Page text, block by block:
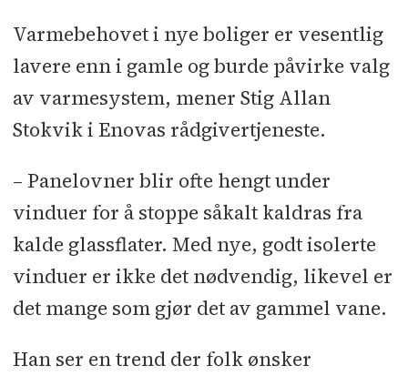
Varmebehovet i nye boliger er vesentlig
lavere enn i gamle og burde påvirke valg
av varmesystem, mener Stig Allan
Stokvik i Enovas rådgivertjeneste.
– Panelovner blir ofte hengt under
vinduer for å stoppe såkalt kaldras fra
kalde glassflater. Med nye, godt isolerte
vinduer er ikke det nødvendig, likevel er
det mange som gjør det av gammel vane.
Han ser en trend der folk ønsker